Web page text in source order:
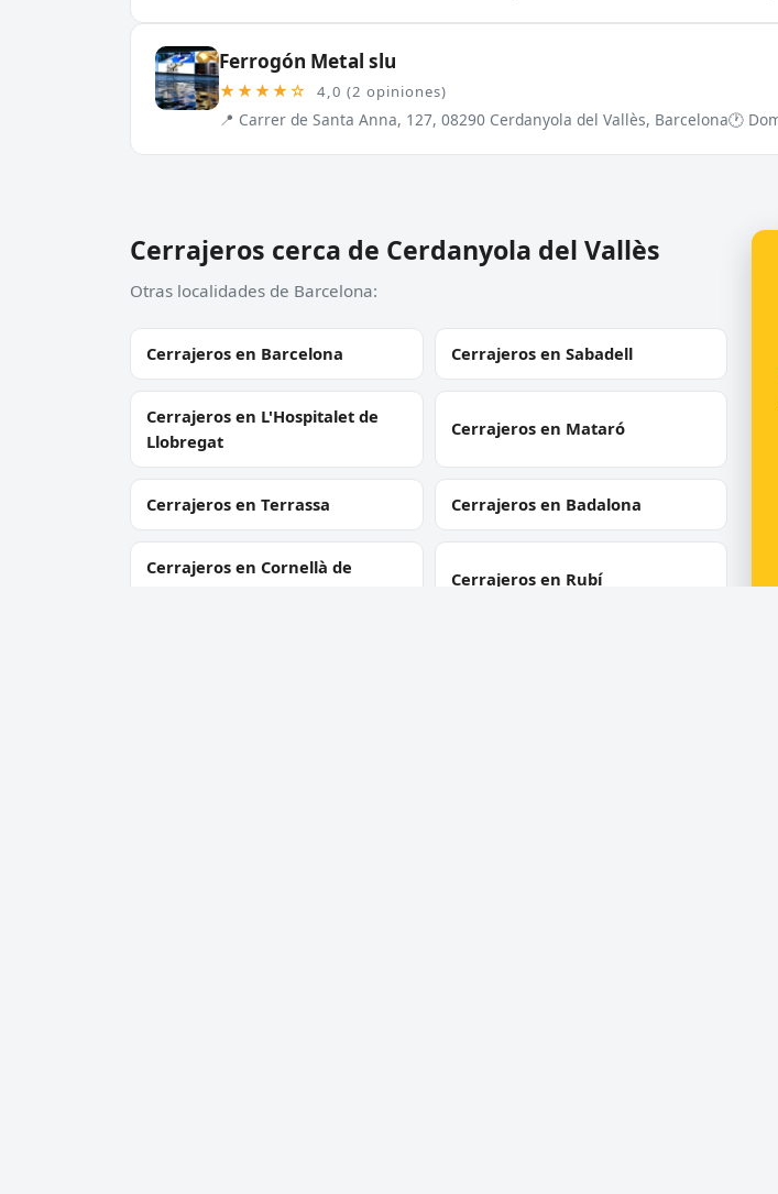
Ferrogón Metal slu
★★★★☆ 4,0 (2 opiniones)
📍 Carrer de Santa Anna, 127, 08290 Cerdanyola del Vallès, Barcelona🕐
Cerrajeros cerca de Cerdanyola del Vallès
Otras localidades de Barcelona:
Cerrajeros en Barcelona Cerrajeros en Sabadell
Cerrajeros en L'Hospitalet de
Llobregat
Cerrajeros en Mataró
Cerrajeros en Terrassa Cerrajeros en Badalona
Cerrajeros en Cornellà de
Cerrajeros en Rubí